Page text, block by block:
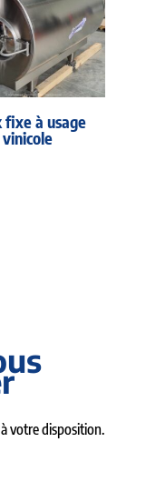
fixe à usage
vinicole
votre disposition.